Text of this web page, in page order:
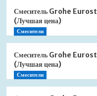
Смеситель Grohe
(Лучшая цена)
Смесители
Смеситель Grohe
(Лучшая цена)
Смесители